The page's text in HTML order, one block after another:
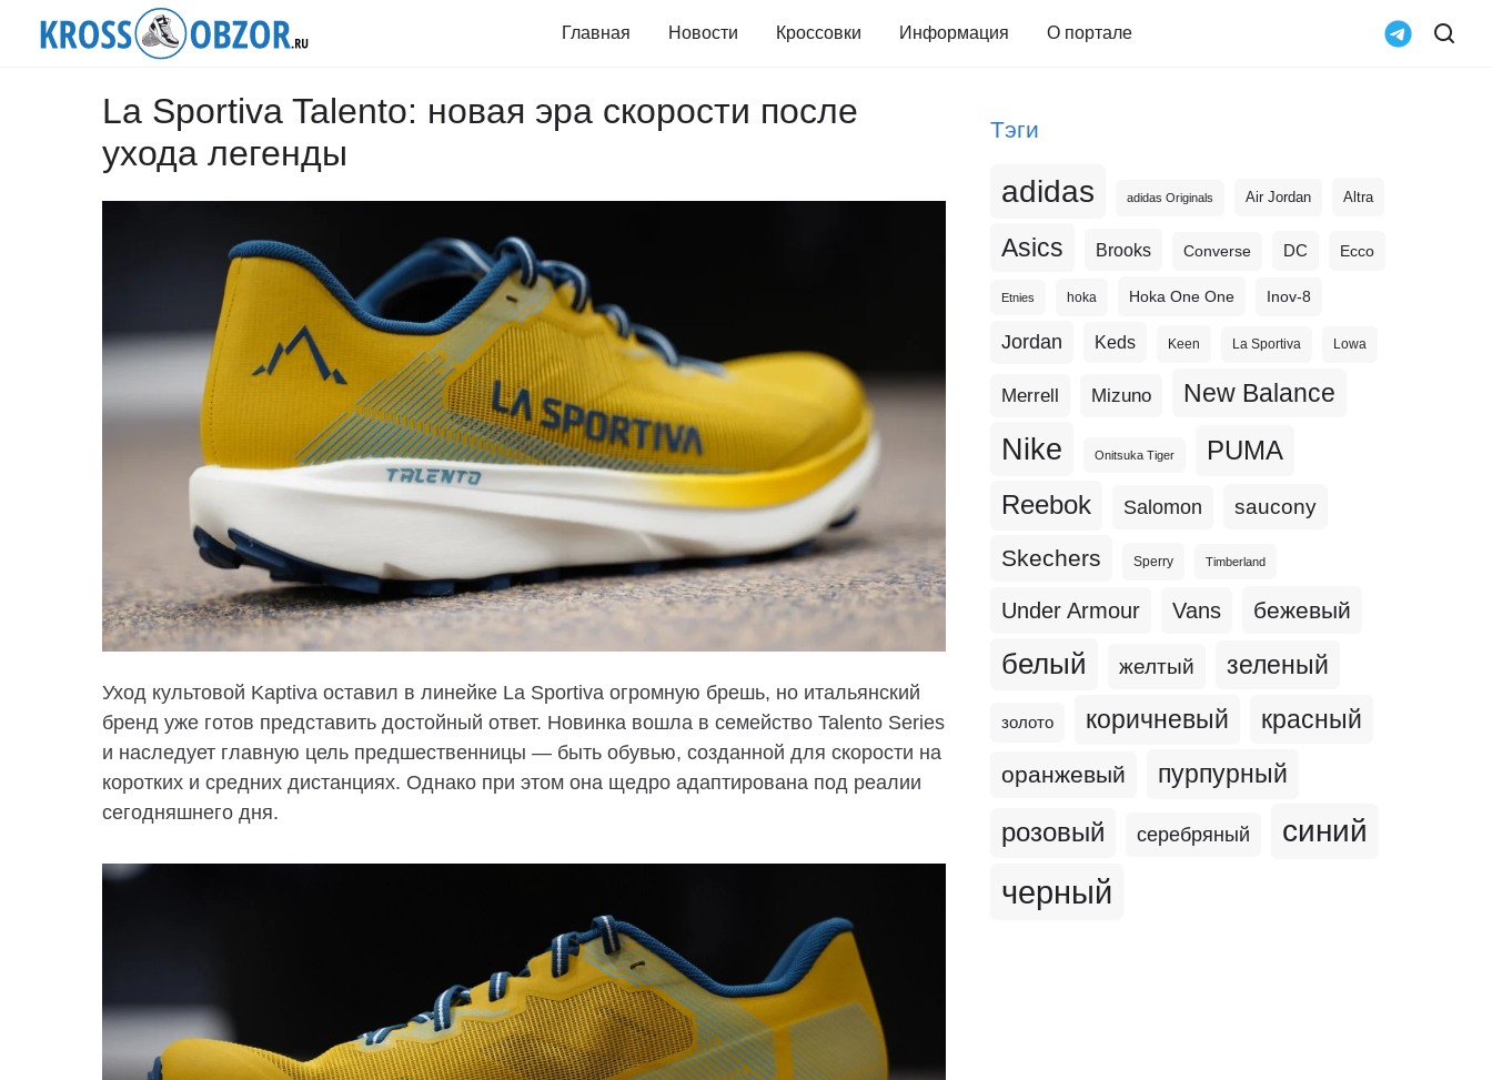
Главная Новости Кроссовки Информация О портале
La Sportiva Talento: новая эра скорости после
ухода легенды
Уход культовой Kaptiva оставил в линейке La Sportiva огромную брешь, но итальянский
бренд уже готов представить достойный ответ. Новинка вошла в семейство Talento Series
и наследует главную цель предшественницы — быть обувью, созданной для скорости на
коротких и средних дистанциях. Однако при этом она щедро адаптирована под реалии
сегодняшнего дня.
Тэги
adidas adidas Originals Air Jordan Altra
Asics Brooks Converse DC Ecco
Etnies hoka Hoka One One Inov-8
Jordan Keds Keen La Sportiva Lowa
Merrell Mizuno New Balance
Nike Onitsuka Tiger PUMA
Reebok Salomon saucony
Skechers Sperry Timberland
Under Armour Vans бежевый
белый желтый зеленый
золото коричневый красный
оранжевый пурпурный
розовый серебряный синий
черный